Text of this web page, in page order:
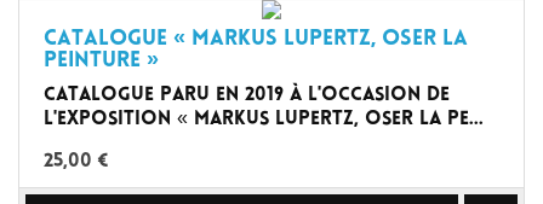
Catalogue « Markus Lupertz, oser la
peinture »
Catalogue paru en 2019 à l'occasion de
l'exposition « Markus Lupertz, oser la pe...
25,00 €